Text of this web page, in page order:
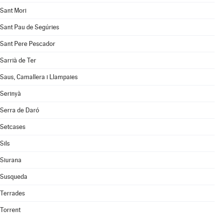
Sant Mori
Sant Pau de Segúries
Sant Pere Pescador
Sarrià de Ter
Saus, Camallera i Llampaies
Serinyà
Serra de Daró
Setcases
Sils
Siurana
Susqueda
Terrades
Torrent